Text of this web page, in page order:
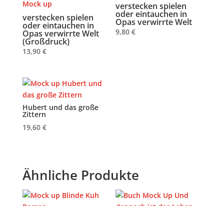
verstecken spielen
oder eintauchen in
Opas verwirrte Welt
(Großdruck)
13,90 €
verstecken spielen
oder eintauchen in
Opas verwirrte Welt
9,80€
Hubert und das große
Zittern
19,60 €
Ähnliche Produkte